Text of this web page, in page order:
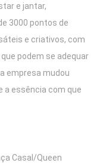
e jantar,
3000 pontos de
e criativos, com
podem se adequar
empresa mudou
a essência com que
Casal/Queen